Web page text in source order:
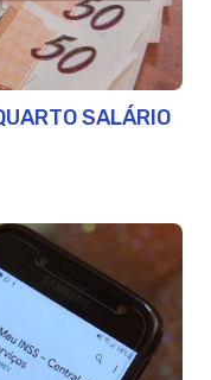
SALÁRIO